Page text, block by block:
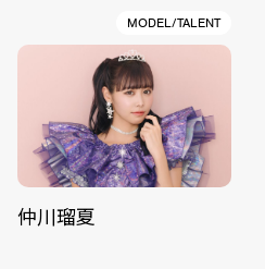
MODEL/TALENT
仲川瑠夏